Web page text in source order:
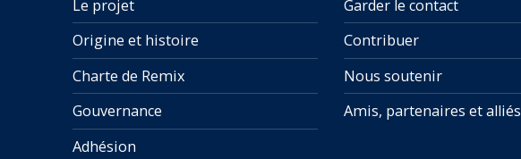
Le projet
Origine et histoire
Charte de Remix
Gouvernance
Adhésion
Garder le contact
Contribuer
Nous soutenir
Amis, partenaires et alliés